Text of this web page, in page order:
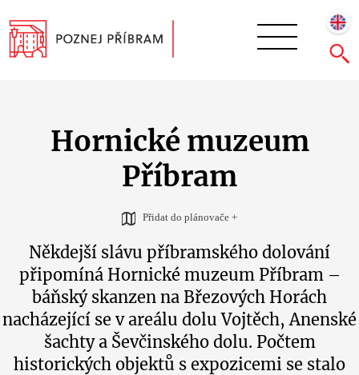
Hornické muzeum
Příbram
Přidat do plánovače +
Někdejší slávu příbramského dolování
připomíná Hornické muzeum Příbram –
báňský skanzen na Březových Horách
nacházející se v areálu dolu Vojtěch, Anenské
šachty a Ševčinského dolu. Počtem
historických objektů s expozicemi se stalo